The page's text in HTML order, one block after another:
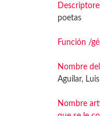
poetas
Función /
Nombre
Aguilar,
Nombre